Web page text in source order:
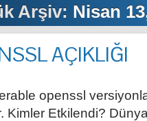
Arşiv: Nisan
AÇIKLIĞI
openssl
Kimler Etkilendi?